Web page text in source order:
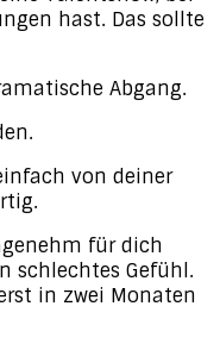
hast. Das sollte
Abgang.
von deiner
für dich
schlechtes Gefühl.
in zwei Monaten